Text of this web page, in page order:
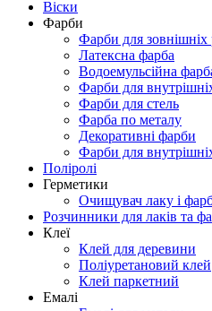
Віски
Фарби
Фарби для зовнішніх
Латексна фарба
Водоемульсійна
Фарби для
Фарби для стель
Фарба по металу
Декоративні фарби
Фарби для
Поліролі
Герметики
Очищувач лаку і
Розчинники для лаків та
Клеї
Клей для деревини
Поліуретановий клей
Клей паркетний
Емалі